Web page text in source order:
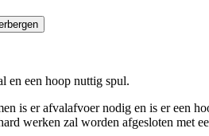
en een hoop nuttig spul.
is er afvalafvoer nodig en is er een
werken zal worden afgesloten met